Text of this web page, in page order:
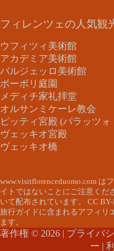
フィレンツェの人気観
ウフィツィ美術館
アカデミア美術館
バルジェッロ美術館
ボーボリ庭園
メディチ家礼拝堂
オルサンミケーレ教会
ピッティ宮殿 (パラッツォ
ヴェッキオ宮殿
ヴェッキオ橋
www.visitflorenceduomo.com は
イトではないことにご注意くだ
いて配布されています。
CC
旅行ガイドに含まれるアフィリ
ます。
著作権 © 2026 | プライバ
ー |